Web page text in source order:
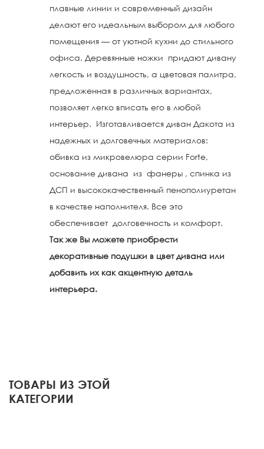
плавные линии и современный дизайн
делают его идеальным выбором для любого
помещения — от уютной кухни до стильного
офиса. Деревянные ножки придают дивану
легкость и воздушность, а цветовая палитра,
предложенная в различных вариантах,
позволяет легко вписать его в любой
интерьер. Изготавливается диван Дакота из
надежных и долговечных материалов:
обивка из микровелюра серии Forte,
основание дивана из фанеры , спинка из
ДСП и высококачественный пенополиуретан
в качестве наполнителя. Все это
обеспечивает долговечность и комфорт.
Так же Вы можете приобрести
декоративные подушки в цвет дивана или
добавить их как акцентную деталь
интерьера.
ТОВАРЫ ИЗ ЭТОЙ
КАТЕГОРИИ